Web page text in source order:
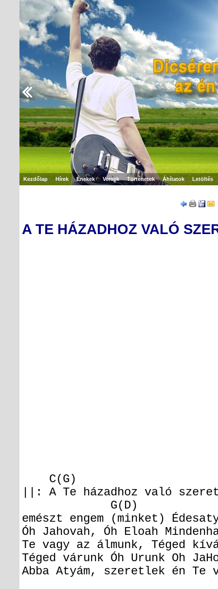
Kezdőlap Hírek Énekek Versek Történetek Áhítatok Letöltés
A TE HÁZADHOZ VALÓ
C(G)
||: A Te házadhoz való
G(D)
emészt engem (minket)
Óh Jahovah, Óh Eloah
Te vagy az álmunk, Téged
Téged várunk Óh Urunk Oh
Abba Atyám, szeretlek én Te